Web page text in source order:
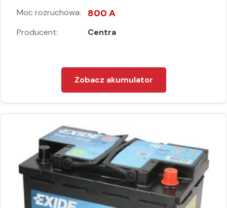
Moc rozruchowa: 800 A
Producent: Centra
Zobacz akumulator